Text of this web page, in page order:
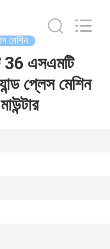
মেশিন
36 এসএমটি
প্লেস মেশিন